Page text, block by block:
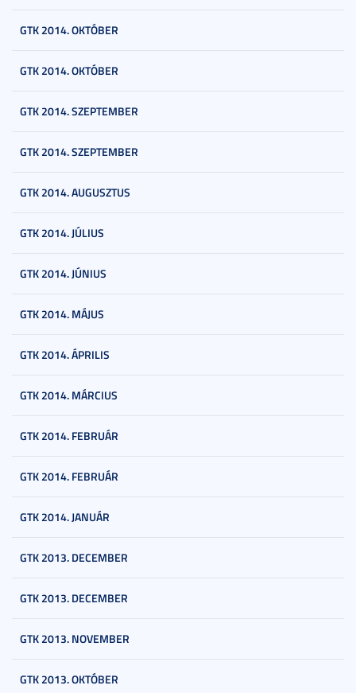
GTK 2014. OKTÓBER
GTK 2014. OKTÓBER
GTK 2014. SZEPTEMBER
GTK 2014. SZEPTEMBER
GTK 2014. AUGUSZTUS
GTK 2014. JÚLIUS
GTK 2014. JÚNIUS
GTK 2014. MÁJUS
GTK 2014. ÁPRILIS
GTK 2014. MÁRCIUS
GTK 2014. FEBRUÁR
GTK 2014. FEBRUÁR
GTK 2014. JANUÁR
GTK 2013. DECEMBER
GTK 2013. DECEMBER
GTK 2013. NOVEMBER
GTK 2013. OKTÓBER